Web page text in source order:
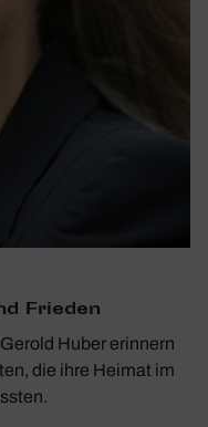
Frieden
Huber erinnern
die ihre Heimat im